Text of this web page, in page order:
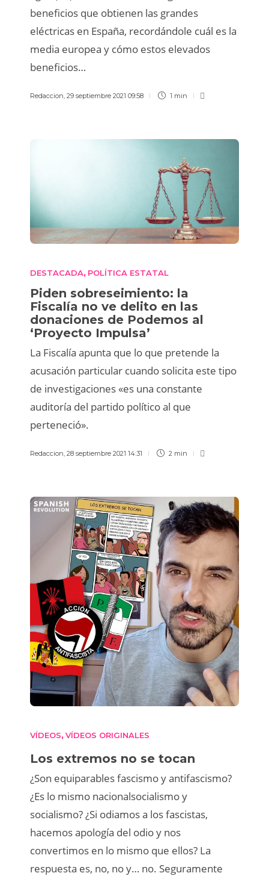
beneficios que obtienen las grandes
eléctricas en España, recordándole cuál es la
media europea y cómo estos elevados
beneficios…
Redaccion, 29 septiembre 2021 09:58 1 min
DESTACADA, POLÍTICA ESTATAL
Piden sobreseimiento: la
Fiscalía no ve delito en las
donaciones de Podemos al
‘Proyecto Impulsa’
La Fiscalía apunta que lo que pretende la
acusación particular cuando solicita este tipo
de investigaciones «es una constante
auditoría del partido político al que
perteneció».
Redaccion, 28 septiembre 2021 14:31 2 min
VÍDEOS, VÍDEOS ORIGINALES
Los extremos no se tocan
¿Son equiparables fascismo y antifascismo?
¿Es lo mismo nacionalsocialismo y
socialismo? ¿Si odiamos a los fascistas,
hacemos apología del odio y nos
convertimos en lo mismo que ellos? La
respuesta es, no, no y… no. Seguramente